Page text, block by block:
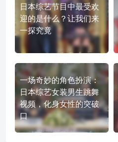
日本综艺节目中最受欢
迎的是什么？让我们来
一探究竟
一场奇妙的角色扮演：
日本综艺女装男生跳舞
视频，化身女性的突破
口